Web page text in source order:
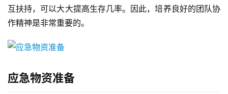
互扶持，可以大大提高生存几率。因此，培养良好的团队协
作精神是非常重要的。
应急物资准备